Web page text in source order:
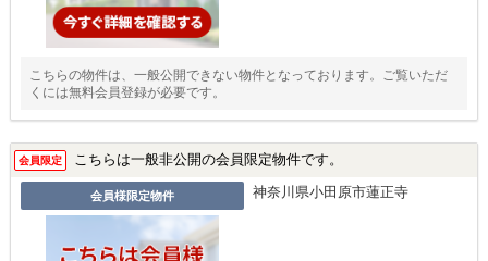
こちらの物件は、一般公開できない物件となっております。ご覧いただ
くには無料会員登録が必要です。
会員限定 こちらは一般非公開の会員限定物件です。
会員様限定物件 神奈川県小田原市蓮正寺